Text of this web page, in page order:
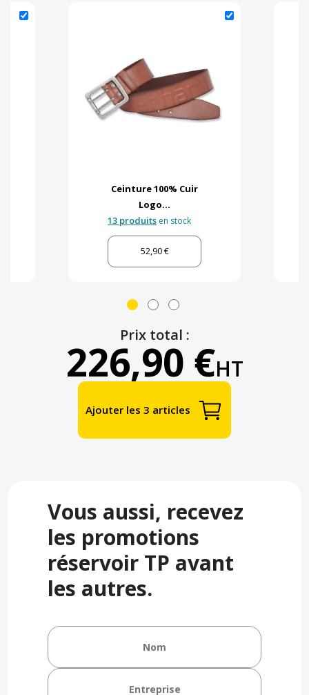
Ceinture 100% Cuir
Logo...
13 produits en stock
52,90 €
Prix total :
226,90 €HT
Ajouter les 3 articles
Vous aussi, recevez
les promotions
réservoir TP avant
les autres.